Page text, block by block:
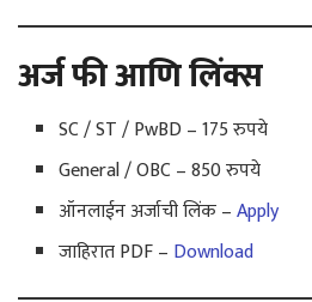
अर्ज फी आणि लिंक्स
SC / ST / PwBD – 175 रुपये
General / OBC – 850 रुपये
ऑनलाईन अर्जाची लिंक –Apply
जाहिरात PDF – Download